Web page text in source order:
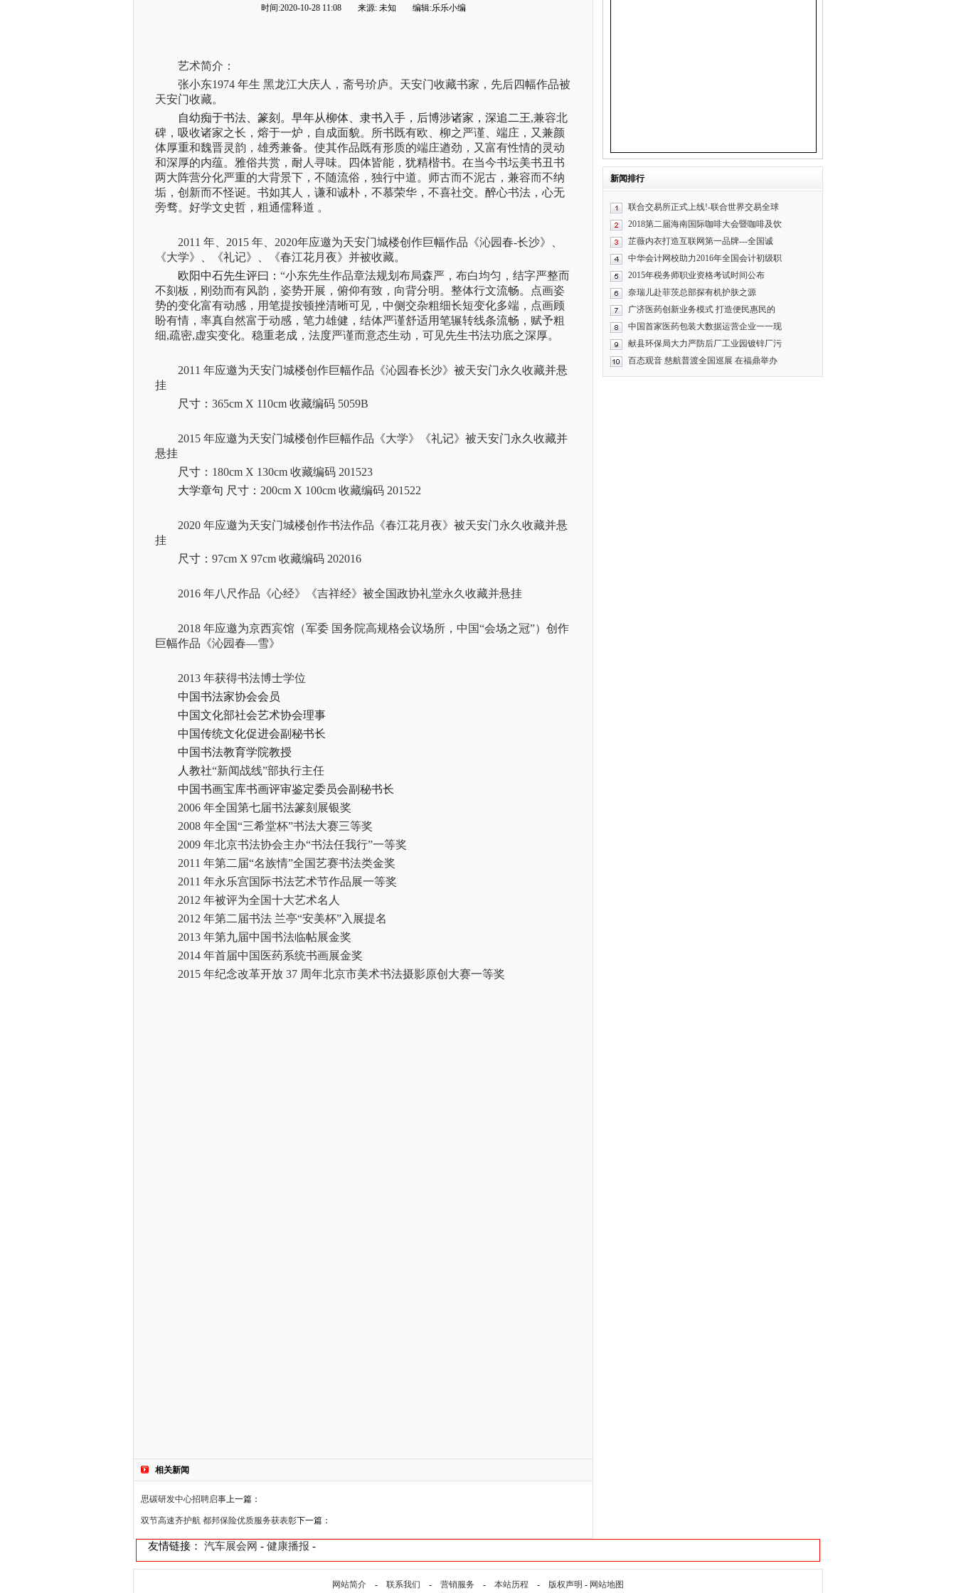
时间:2020-10-28 11:08 来源: 未知 编辑:乐乐小编
艺术简介：
张小东1974 年生 黑龙江大庆人，斋号玠庐。天安门收藏书家，先后四幅作品被
天安门收藏。
自幼痴于书法、篆刻。早年从柳体、隶书入手，后博涉诸家，深追二王,兼容北
碑，吸收诸家之长，熔于一炉，自成面貌。所书既有欧、柳之严谨、端庄，又兼颜
体厚重和魏晋灵韵，雄秀兼备。使其作品既有形质的端庄遒劲，又富有性情的灵动
和深厚的内蕴。雅俗共赏，耐人寻味。四体皆能，犹精楷书。在当今书坛美书丑书
两大阵营分化严重的大背景下，不随流俗，独行中道。师古而不泥古，兼容而不纳
垢，创新而不怪诞。书如其人，谦和诚朴，不慕荣华，不喜社交。醉心书法，心无
旁骛。好学文史哲，粗通儒释道 。
2011 年、 2015 年、2020年应邀为天安门城楼创作巨幅作品《沁园春-长沙》、
《大学》、《礼记》、《春江花月夜》并被收藏。
欧阳中石先生评曰： “小东先生作品章法规划布局森严，布白均匀，结字严整而
不刻板，刚劲而有风韵，姿势开展，俯仰有致，向背分明。整体行文流畅。点画姿
势的变化富有动感，用笔提按顿挫清晰可见，中侧交杂粗细长短变化多端，点画顾
盼有情，率真自然富于动感，笔力雄健，结体严谨舒适用笔辗转线条流畅，赋予粗
细,疏密,虚实变化。稳重老成，法度严谨而意态生动，可见先生书法功底之深厚。
2011 年应邀为天安门城楼创作巨幅作品《沁园春长沙》被天安门永久收藏并悬
挂
尺寸： 365cm X 110cm 收藏编码 5059B
2015 年应邀为天安门城楼创作巨幅作品《大学》《礼记》被天安门永久收藏并
悬挂
尺寸： 180cm X 130cm 收藏编码 201523
大学章句 尺寸： 200cm X 100cm 收藏编码 201522
2020 年应邀为天安门城楼创作书法作品《春江花月夜》被天安门永久收藏并悬
挂
尺寸： 97cm X 97cm 收藏编码 202016
2016 年八尺作品《心经》《吉祥经》被全国政协礼堂永久收藏并悬挂
2018 年应邀为京西宾馆（军委 国务院高规格会议场所，中国“会场之冠”）创作
巨幅作品《沁园春—雪》
2013 年获得书法博士学位
中国书法家协会会员
中国文化部社会艺术协会理事
中国传统文化促进会副秘书长
中国书法教育学院教授
人教社“新闻战线”部执行主任
中国书画宝库书画评审鉴定委员会副秘书长
2006 年全国第七届书法篆刻展银奖
2008 年全国“三希堂杯”书法大赛三等奖
2009 年北京书法协会主办“书法任我行”一等奖
2011 年第二届“名族情”全国艺赛书法类金奖
2011 年永乐宫国际书法艺术节作品展一等奖
2012 年被评为全国十大艺术名人
2012 年第二届书法 兰亭“安美杯”入展提名
2013 年第九届中国书法临帖展金奖
2014 年首届中国医药系统书画展金奖
2015 年纪念改革开放 37 周年北京市美术书法摄影原创大赛一等奖
相关新闻
上一篇：
思碳研发中心招聘启事
下一篇：
双节高速齐护航 都邦保险优质服务获表彰
新闻排行
联合交易所正式上线!-联合世界交易全球
2018第二届海南国际咖啡大会暨咖啡及饮
芷薇内衣打造互联网第一品牌---全国诚
中华会计网校助力2016年全国会计初级职
2015年税务师职业资格考试时间公布
奈瑞儿赴菲茨总部探有机护肤之源
广济医药创新业务模式 打造便民惠民的
中国首家医药包装大数据运营企业一一现
献县环保局大力严防后厂工业园镀锌厂污
百态观音 慈航普渡全国巡展 在福鼎举办
友情链接： 汽车展会网 - 健康播报 -
网站简介 - 联系我们 - 营销服务 - 本站历程 - 版权声明 - 网站地图